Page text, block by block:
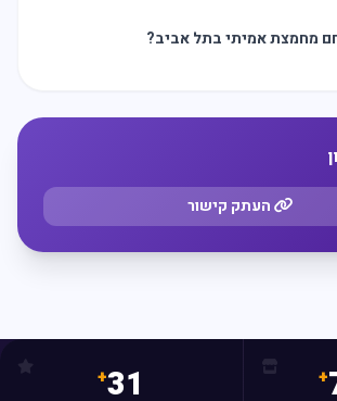
מחמצת אמיתי בתל אביב?
העתק קישור
31